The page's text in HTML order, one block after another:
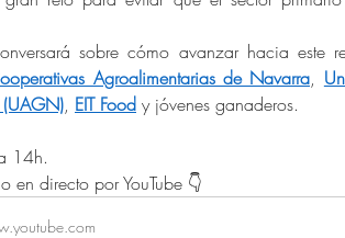
sobre cómo avanzar hacia este
Agroalimentarias de Navarra,
, EIT Food y jóvenes ganaderos.
14h.
en directo por YouTube 👇